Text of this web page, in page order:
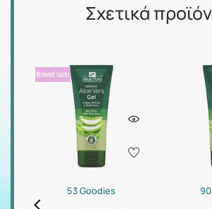
Σχετικά
53 Goodies